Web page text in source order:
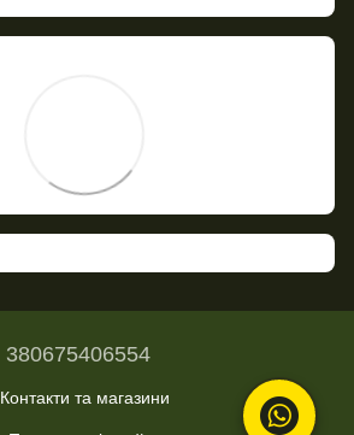
380675406554
Контакти та магазини